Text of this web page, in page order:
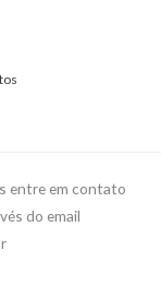
entre em contato
do email